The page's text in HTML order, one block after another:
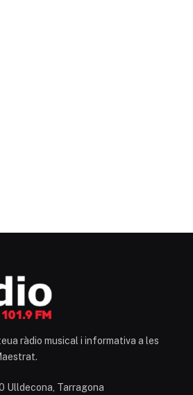
ràdio musical i informativa a les
Ulldecona, Tarragona